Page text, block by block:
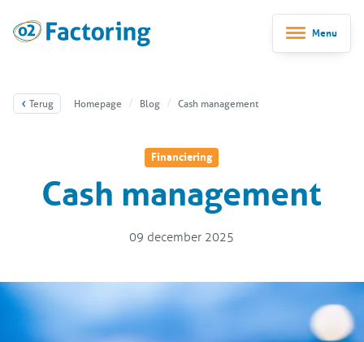
Menu
Terug Homepage Blog Cash management
Financiering
Cash management
09 december 2025